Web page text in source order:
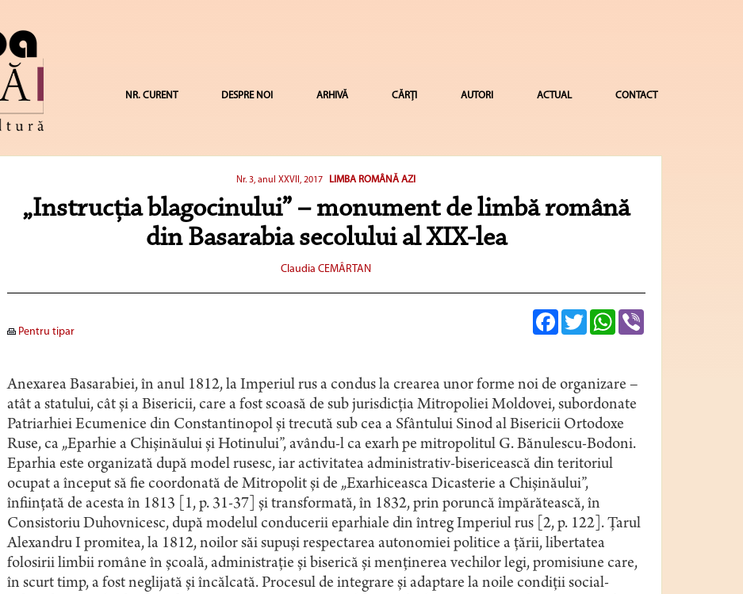
NR. CURENT DESPRE NOI ARHIVĂ CĂRȚI AUTORI ACTUAL CONTACT
Nr. 3, anul XXVII, 2017 LIMBA ROMÂNĂ AZI
„Instrucția blagocinului” – monument de limbă română
din Basarabia secolului al XIX-lea
Claudia CEMÂRTAN
Pentru tipar
FacebookTwitterWhatsApp
Anexarea Basarabiei, în anul 1812, la Imperiul rus a condus la crearea unor forme noi de organizare –
atât a statului, cât și a Bisericii, care a fost scoasă de sub jurisdicția Mitropoliei Moldovei, subordonate
Patriarhiei Ecumenice din Constantinopol și trecută sub cea a Sfântului Sinod al Bisericii Ortodoxe
Ruse, ca „Eparhie a Chișinăului și Hotinului”, avându-l ca exarh pe mitropolitul G. Bănulescu-Bodoni.
Eparhia este organizată după model rusesc, iar activitatea administrativ-bisericească din teritoriul
ocupat a început să fie coordonată de Mitropolit și de „Exarhiceasca Dicasterie a Chișinăului”,
înființată de acesta în 1813 [1, p. 31-37] și transformată, în 1832, prin poruncă împărătească, în
Consistoriu Duhovnicesc, după modelul conducerii eparhiale din întreg Imperiul rus [2, p. 122]. Țarul
Alexandru I promitea, la 1812, noilor săi supuși respectarea autonomiei politice a țării, libertatea
folosirii limbii române în școală, administrație și biserică și menținerea vechilor legi, promisiune care,
în scurt timp, a fost neglijată și încălcată. Procesul de integrare și adaptare la noile condiții social-